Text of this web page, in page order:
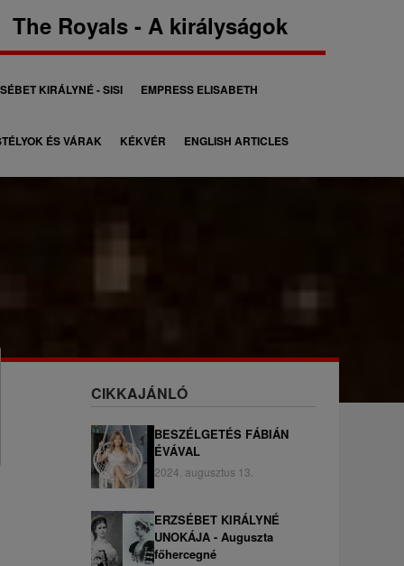
The Royals - A királyságok
KIRÁLYNÉ - SISI EMPRESS ELISABETH
ÉS VÁRAK KÉKVÉR ENGLISH ARTICLES
CIKKAJÁNLÓ
BESZÉLGETÉS FÁBIÁN
ÉVÁVAL
2024. augusztus 13.
ERZSÉBET KIRÁLYNÉ
UNOKÁJA - Auguszta
főhercegné